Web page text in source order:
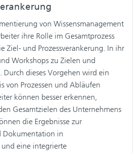
von Wissensmanagement
ihre Rolle im Gesamtprozess
Ziel- und Prozessverankerung. In ihr
Workshops zu Zielen und
Durch dieses Vorgehen wird ein
von Prozessen und Abläufen
können besser erkennen,
Gesamtzielen des Unternehmens
die Ergebnisse zur
Dokumentation in
und eine integrierte